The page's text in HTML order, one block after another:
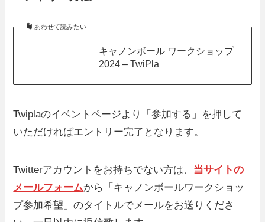
あわせて読みたい
キャノンボール ワークショップ
2024 – TwiPla
Twiplaのイベントページより「参加する」を押して
いただければエントリー完了となります。
Twitterアカウントをお持ちでない方は、 当サイトの
メールフォームから「キャノンボールワークショッ
プ参加希望」のタイトルでメールをお送りくださ